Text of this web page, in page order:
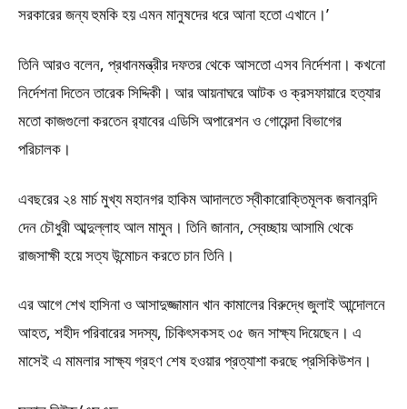
সরকারের জন্য হুমকি হয় এমন মানুষদের ধরে আনা হতো এখানে।’
তিনি আরও বলেন, প্রধানমন্ত্রীর দফতর থেকে আসতো এসব নির্দেশনা। কখনো
নির্দেশনা দিতেন তারেক সিদ্দিকী। আর আয়নাঘরে আটক ও ক্রসফায়ারে হত্যার
মতো কাজগুলো করতেন র‌্যাবের এডিসি অপারেশন ও গোয়েন্দা বিভাগের
পরিচালক।
এবছরের ২৪ মার্চ মুখ্য মহানগর হাকিম আদালতে স্বীকারোক্তিমূলক জবানবন্দি
দেন চৌধুরী আব্দুল্লাহ আল মামুন। তিনি জানান, স্বেচ্ছায় আসামি থেকে
রাজসাক্ষী হয়ে সত্য উন্মোচন করতে চান তিনি।
এর আগে শেখ হাসিনা ও আসাদুজ্জামান খান কামালের বিরুদ্ধে জুলাই আন্দোলনে
আহত, শহীদ পরিবারের সদস্য, চিকিৎসকসহ ৩৫ জন সাক্ষ্য দিয়েছেন। এ
মাসেই এ মামলার সাক্ষ্য গ্রহণ শেষ হওয়ার প্রত্যাশা করছে প্রসিকিউশন।